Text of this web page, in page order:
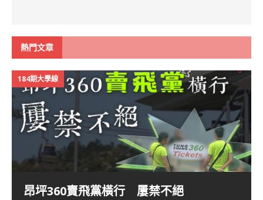
熱門文章
184期大學線
昂坪360賣飛黨橫行 屢禁不絕